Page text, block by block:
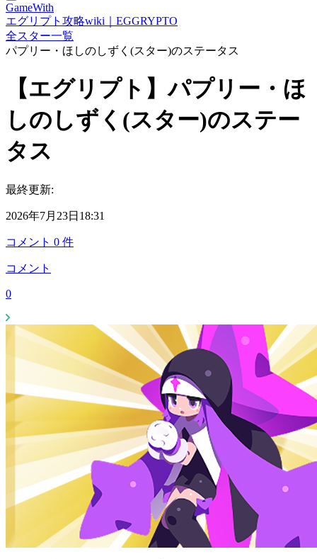
GameWith
エグリプト攻略wiki｜EGGRYPTO
全スター一覧
パプリー・ほしのしずく(スター)のステータス
【エグリプト】パプリー・ほ
しのしずく(スター)のステー
タス
最終更新:
2026年7月23日18:31
コメント 0 件
コメント
0